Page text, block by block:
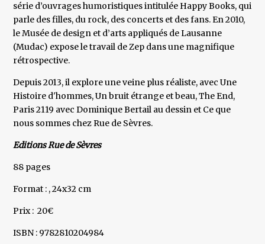
série d’ouvrages humoristiques intitulée Happy Books, qui
parle des filles, du rock, des concerts et des fans. En 2010,
le Musée de design et d’arts appliqués de Lausanne
(Mudac) expose le travail de Zep dans une magnifique
rétrospective.
Depuis 2013, il explore une veine plus réaliste, avec Une
Histoire d'hommes, Un bruit étrange et beau, The End,
Paris 2119 avec Dominique Bertail au dessin et Ce que
nous sommes chez Rue de Sèvres.
Editions Rue de Sèvres
88 pages
Format : , 24x32 cm
Prix : 20€
ISBN : 9782810204984